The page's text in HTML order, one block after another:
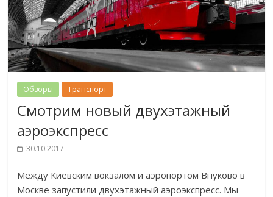
Обзоры Транспорт
Смотрим новый двухэтажный
аэроэкспресс
30.10.2017
Между Киевским вокзалом и аэропортом Внуково в
Москве запустили двухэтажный аэроэкспресс. Мы